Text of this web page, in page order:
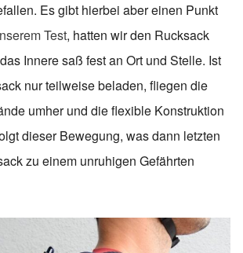
Es gibt hierbei aber einen Punkt
Test, hatten wir den Rucksack
Innere saß fest an Ort und Stelle. Ist
nur teilweise beladen, fliegen die
umher und die flexible Konstruktion
dieser Bewegung, was dann letzten
zu einem unruhigen Gefährten